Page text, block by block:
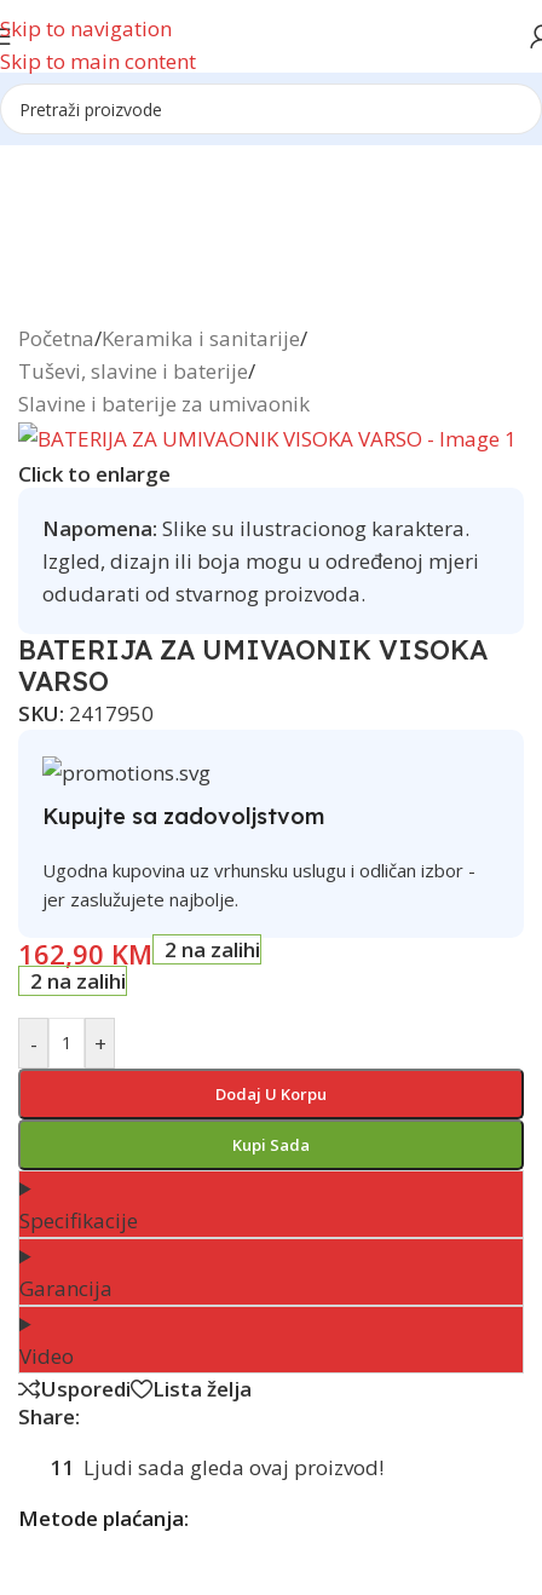
Skip to navigation
Skip to main content
Reklama
Početna/Keramika i sanitarije/
Tuševi, slavine i baterije/
Slavine i baterije za umivaonik
Click to enlarge
Napomena: Slike su ilustracionog karaktera.
Izgled, dizajn ili boja mogu u određenoj mjeri
odudarati od stvarnog proizvoda.
BATERIJA ZA UMIVAONIK VISOKA
VARSO
SKU: 2417950
Kupujte sa zadovoljstvom
Ugodna kupovina uz vrhunsku uslugu i odličan izbor -
jer zaslužujete najbolje.
162,90 KM 2 na zalihi
2 na zalihi
- +
Dodaj U Korpu
Kupi Sada
Specifikacije
Garancija
Video
Usporedi
Lista želja
Share:
11 Ljudi sada gleda ovaj proizvod!
Metode plaćanja: